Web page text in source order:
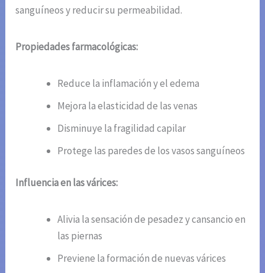
sanguíneos y reducir su permeabilidad.
Propiedades farmacológicas:
Reduce la inflamación y el edema
Mejora la elasticidad de las venas
Disminuye la fragilidad capilar
Protege las paredes de los vasos sanguíneos
Influencia en las várices:
Alivia la sensación de pesadez y cansancio en
las piernas
Previene la formación de nuevas várices